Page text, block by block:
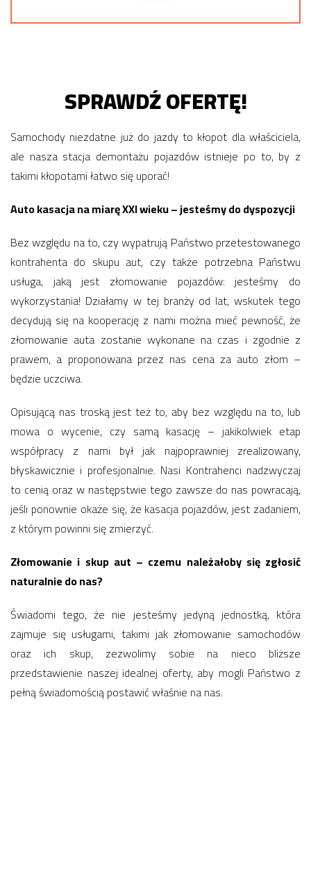
SPRAWDŹ OFERTĘ!
Samochody niezdatne już do jazdy to kłopot dla właściciela,
ale nasza stacja demontażu pojazdów istnieje po to, by z
takimi kłopotami łatwo się uporać!
Auto kasacja na miarę XXI wieku – jesteśmy do dyspozycji
Bez względu na to, czy wypatrują Państwo przetestowanego
kontrahenta do skupu aut, czy także potrzebna Państwu
usługa, jaką jest złomowanie pojazdów: jesteśmy do
wykorzystania! Działamy w tej branży od lat, wskutek tego
decydują się na kooperację z nami można mieć pewność, że
złomowanie auta zostanie wykonane na czas i zgodnie z
prawem, a proponowana przez nas cena za auto złom –
będzie uczciwa.
Opisującą nas troską jest też to, aby bez względu na to, lub
mowa o wycenie, czy samą kasację – jakikolwiek etap
współpracy z nami był jak najpoprawniej zrealizowany,
błyskawicznie i profesjonalnie. Nasi Kontrahenci nadzwyczaj
to cenią oraz w następstwie tego zawsze do nas powracają,
jeśli ponownie okaże się, że kasacja pojazdów, jest zadaniem,
z którym powinni się zmierzyć.
Złomowanie i skup aut – czemu należałoby się zgłosić
naturalnie do nas?
Świadomi tego, że nie jesteśmy jedyną jednostką, która
zajmuje się usługami, takimi jak złomowanie samochodów
oraz ich skup, zezwolimy sobie na nieco bliższe
przedstawienie naszej idealnej oferty, aby mogli Państwo z
pełną świadomością postawić właśnie na nas.